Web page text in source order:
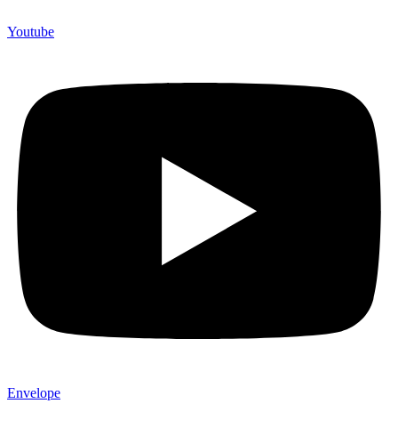
Youtube
Envelope